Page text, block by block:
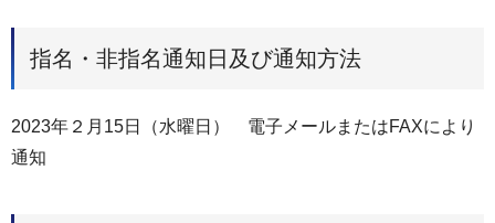
指名・非指名通知日及び通知方法
2023年２月15日（水曜日） 電子メールまたはFAXにより
通知